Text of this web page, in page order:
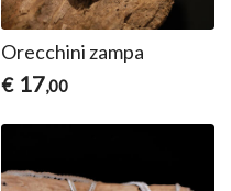
Orecchini zampa
€ 17,00